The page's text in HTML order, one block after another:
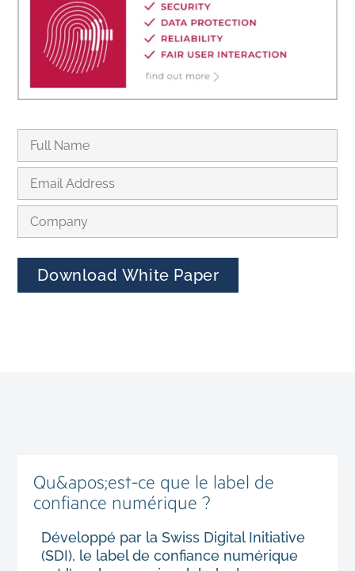
Qu&apos;est-ce que le label de
confiance numérique ?
Développé par la Swiss Digital Initiative
(SDI), le label de confiance numérique